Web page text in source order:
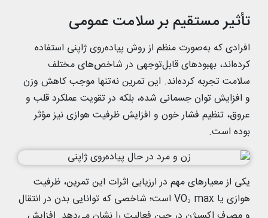
تأثیر مستقیم بر سلامت عمومی
افرادی که به‌صورت منظم از روش پیاده‌روی ژاپنی استفاده
کرده‌اند، بهبودهای قابل‌توجهی در شاخص‌های مختلف
سلامت تجربه کرده‌اند. این تمرین نه‌تنها موجب کاهش وزن
و افزایش توان جسمانی شده، بلکه در تقویت عملکرد قلب و
عروق، تنظیم فشار خون و افزایش ظرفیت هوازی نیز مؤثر
بوده است.
یکی از معیارهای مهم در ارزیابی اثرات این تمرین، ظرفیت
هوازی یا VO₂ max است؛ شاخصی که توانایی بدن در انتقال